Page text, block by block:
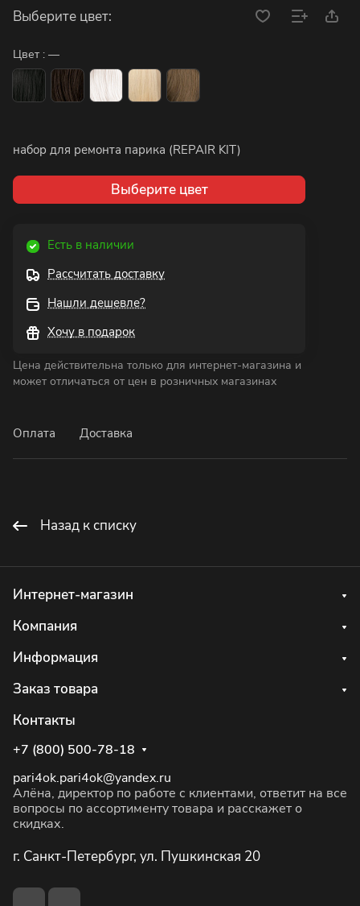
Выберите цвет:
Цвет : —
набор для ремонта парика (REPAIR KIT)
Выберите цвет
Есть в наличии
Рассчитать доставку
Нашли дешевле?
Хочу в подарок
Цена действительна только для интернет-магазина и
может отличаться от цен в розничных магазинах
Оплата Доставка
Назад к списку
Интернет-магазин
Компания
Информация
Заказ товара
Контакты
+7 (800) 500-78-18
pari4ok.pari4ok@yandex.ru
Алёна, директор по работе с клиентами, ответит на все
вопросы по ассортименту товара и расскажет о
скидках.
г. Санкт-Петербург, ул. Пушкинская 20